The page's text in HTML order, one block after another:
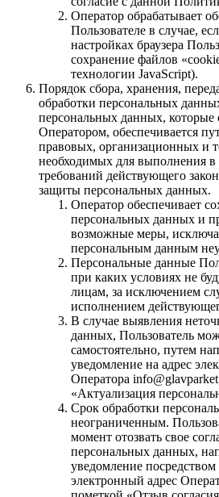
Оператор обрабатывает
Пользователе в случае,
настройках браузера
сохранение файлов
технологии JavaScript).
Порядок сбора, хранения,
обработки персональных
персональных данных, которые
Оператором, обеспечивается
правовых, организационных и
необходимых для выполнения
требований действующего
защиты персональных данных.
Оператор обеспечивает
персональных данных и
возможные меры,
персональным данным
Персональные данные
при каких условиях не
лицам, за исключением
исполнением
В случае выявления
данных, Пользователь
самостоятельно, путем
уведомление на адрес
Оператора
«Актуализация
Срок обработки
неограниченным.
момент отозвать свое
персональных данных,
уведомление
электронный адрес